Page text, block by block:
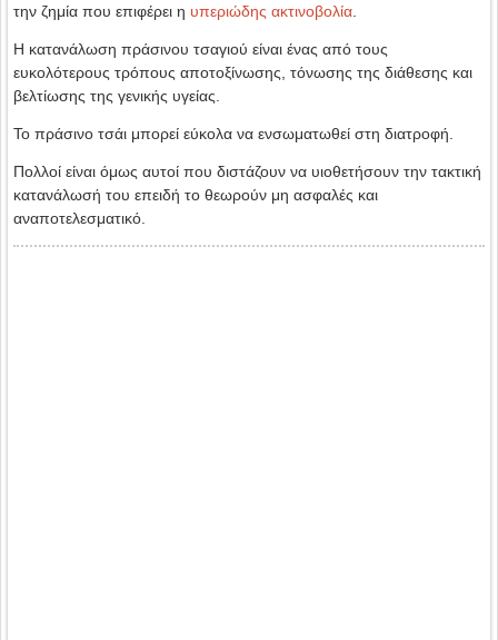
την ζημία που επιφέρει η υπεριώδης ακτινοβολία.
Η κατανάλωση πράσινου τσαγιού είναι ένας από τους
ευκολότερους τρόπους αποτοξίνωσης, τόνωσης της διάθεσης και
βελτίωσης της γενικής υγείας.
Το πράσινο τσάι μπορεί εύκολα να ενσωματωθεί στη διατροφή.
Πολλοί είναι όμως αυτοί που διστάζουν να υιοθετήσουν την τακτική
κατανάλωσή του επειδή το θεωρούν μη ασφαλές και
αναποτελεσματικό.